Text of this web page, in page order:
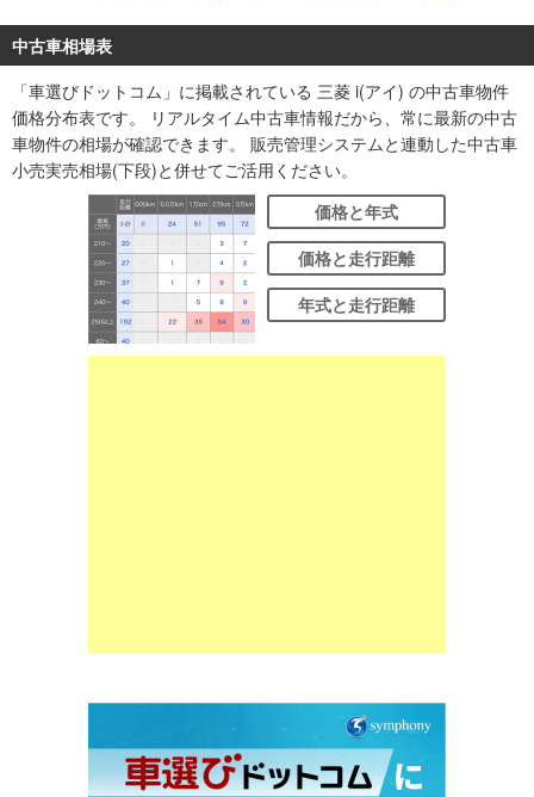
中古車相場表
「車選びドットコム」に掲載されている 三菱 i(アイ) の中古車物件
価格分布表です。 リアルタイム中古車情報だから、常に最新の中古
車物件の相場が確認できます。 販売管理システムと連動した中古車
小売実売相場(下段)と併せてご活用ください。
価格と年式
価格と走行距離
年式と走行距離